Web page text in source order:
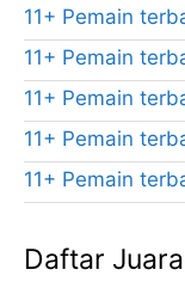
11+ Pemain
11+ Pemain
11+ Pemain
11+ Pemain
11+ Pemain
Daftar